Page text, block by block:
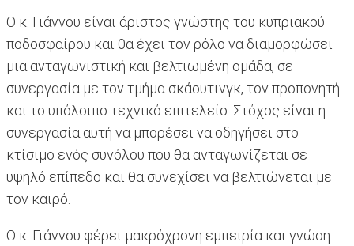
Ο κ. Γιάννου είναι άριστος γνώστης του κυπριακού
ποδοσφαίρου και θα έχει τον ρόλο να διαμορφώσει
μια ανταγωνιστική και βελτιωμένη ομάδα, σε
συνεργασία με τον τμήμα σκάουτινγκ, τον προπονητή
και το υπόλοιπο τεχνικό επιτελείο. Στόχος είναι η
συνεργασία αυτή να μπορέσει να οδηγήσει στο
κτίσιμο ενός συνόλου που θα ανταγωνίζεται σε
υψηλό επίπεδο και θα συνεχίσει να βελτιώνεται με
τον καιρό.
Ο κ. Γιάννου φέρει μακρόχρονη εμπειρία και γνώση